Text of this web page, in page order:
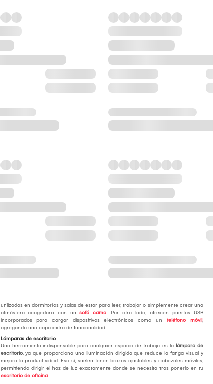
utilizadas en dormitorios y salas de estar para leer, trabajar o simplemente crear una
atmósfera acogedora con un sofá cama. Por otro lado, ofrecen puertos USB
incorporados para cargar dispositivos electrónicos como un teléfono móvil,
agregando una capa extra de funcionalidad.
Lámparas de escritorio
Una herramienta indispensable para cualquier espacio de trabajo es la lámpara de
escritorio, ya que proporciona una iluminación dirigida que reduce la fatiga visual y
mejora la productividad. Eso sí, suelen tener brazos ajustables y cabezales móviles,
permitiendo dirigir el haz de luz exactamente donde se necesita tras ponerlo en tu
escritorio de oficina.